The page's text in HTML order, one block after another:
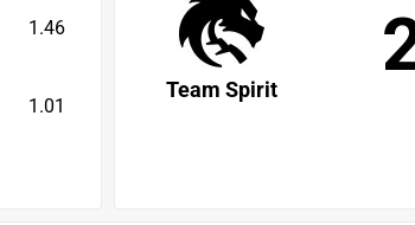
1.46
1.01
Team Spirit